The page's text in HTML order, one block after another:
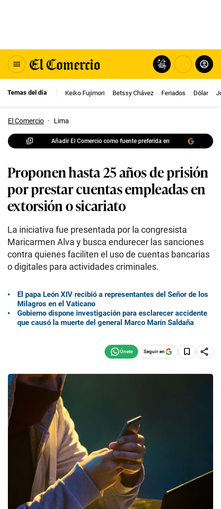
Temas del día Keiko Fujimori Betssy Chávez Feriados Dólar
El Comercio · Lima
Añadir El Comercio como fuente preferida en
Proponen hasta 25 años de prisión
por prestar cuentas empleadas en
extorsión o sicariato
La iniciativa fue presentada por la congresista
Maricarmen Alva y busca endurecer las sanciones
contra quienes faciliten el uso de cuentas bancarias
o digitales para actividades criminales.
El papa León XIV recibió a representantes del Señor de los
Milagros en el Vaticano
Gobierno dispone investigación para esclarecer accidente
que causó la muerte del general Marco Marín Saldaña
Seguir en